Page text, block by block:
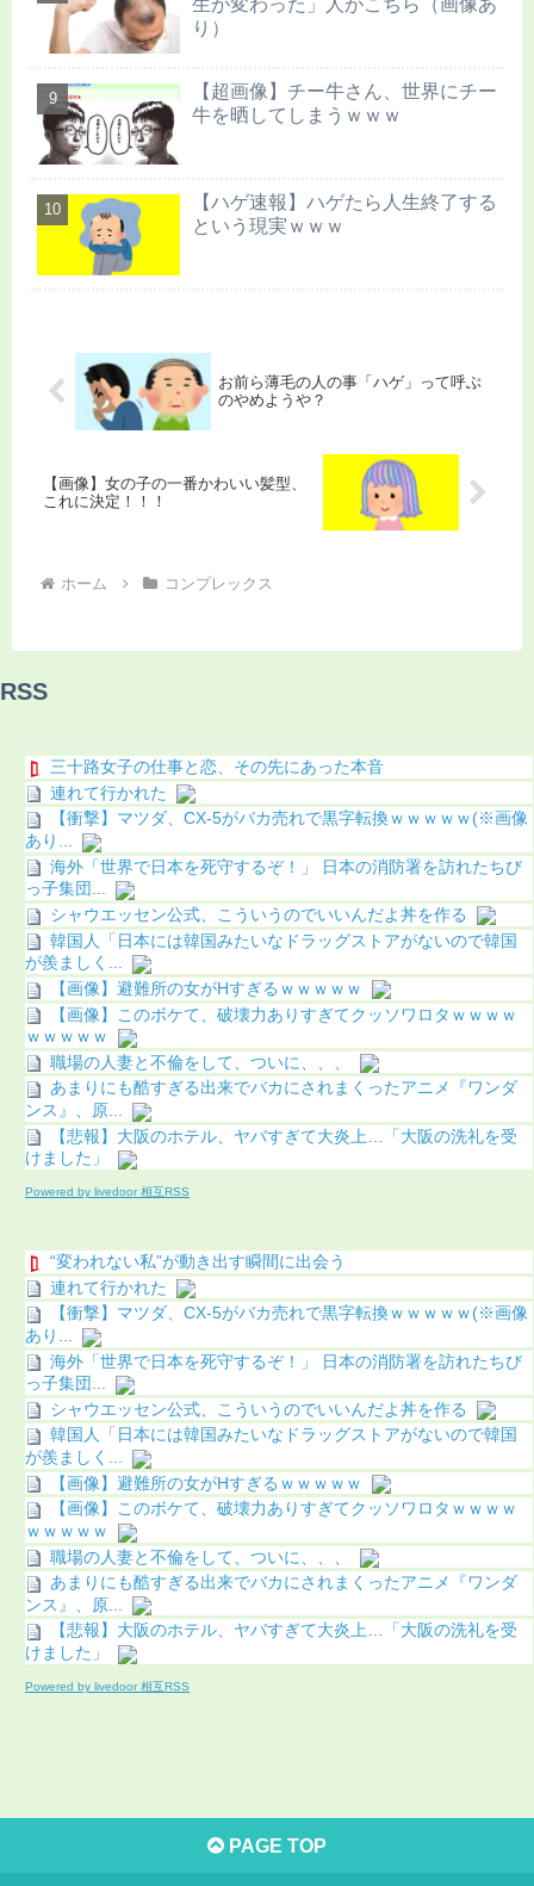
生が変わった」人がこちら（画像あ
り）
【超画像】チー牛さん、世界にチー
牛を晒してしまうｗｗｗ
【ハゲ速報】ハゲたら人生終了する
という現実ｗｗｗ
お前ら薄毛の人の事「ハゲ」って呼ぶ
のやめようや？
【画像】女の子の一番かわいい髪型、
これに決定！！！
ホーム コンプレックス
RSS
三十路女子の仕事と恋、その先にあった本音
連れて行かれた
【衝撃】マツダ、CX-5がバカ売れで黒字転換ｗｗｗｗｗ(※画像
あり...
海外「世界で日本を死守するぞ！」 日本の消防署を訪れたちび
っ子集団...
シャウエッセン公式、こういうのでいいんだよ丼を作る
韓国人「日本には韓国みたいなドラッグストアがないので韓国
が羨ましく...
【画像】避難所の女がHすぎるｗｗｗｗｗ
【画像】このボケて、破壊力ありすぎてクッソワロタｗｗｗｗ
ｗｗｗｗｗ
職場の人妻と不倫をして、ついに、、、
あまりにも酷すぎる出来でバカにされまくったアニメ『ワンダ
ンス』、原...
【悲報】大阪のホテル、ヤバすぎて大炎上…「大阪の洗礼を受
けました」
Powered by livedoor 相互RSS
“変われない私”が動き出す瞬間に出会う
連れて行かれた
【衝撃】マツダ、CX-5がバカ売れで黒字転換ｗｗｗｗｗ(※画像
あり...
海外「世界で日本を死守するぞ！」 日本の消防署を訪れたちび
っ子集団...
シャウエッセン公式、こういうのでいいんだよ丼を作る
韓国人「日本には韓国みたいなドラッグストアがないので韓国
が羨ましく...
【画像】避難所の女がHすぎるｗｗｗｗｗ
【画像】このボケて、破壊力ありすぎてクッソワロタｗｗｗｗ
ｗｗｗｗｗ
職場の人妻と不倫をして、ついに、、、
あまりにも酷すぎる出来でバカにされまくったアニメ『ワンダ
ンス』、原...
【悲報】大阪のホテル、ヤバすぎて大炎上…「大阪の洗礼を受
けました」
Powered by livedoor 相互RSS
PAGE TOP